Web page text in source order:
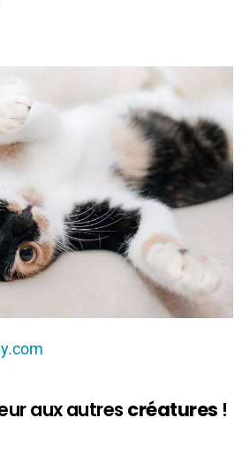
aux autres créatures !